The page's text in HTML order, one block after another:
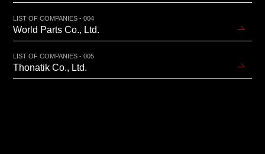
LIST OF COMPANIES - 004
World Parts Co., Ltd.
LIST OF COMPANIES - 005
Thonatik Co., Ltd.